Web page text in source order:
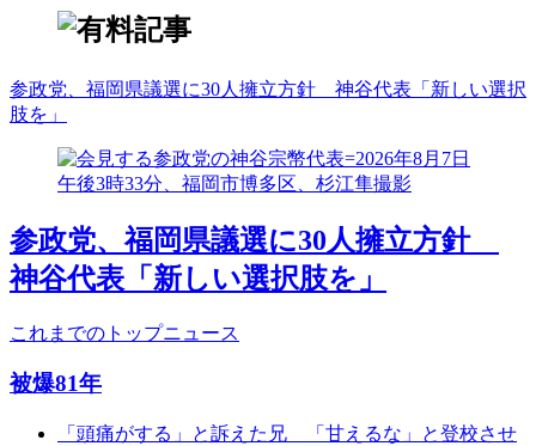
参政党、福岡県議選に30人擁立方針 神谷代表「新しい選択
肢を」
参政党、福岡県議選に30人擁立方針
神谷代表「新しい選択肢を」
これまでのトップニュース
被爆81年
「頭痛がする」と訴えた兄 「甘えるな」と登校させ